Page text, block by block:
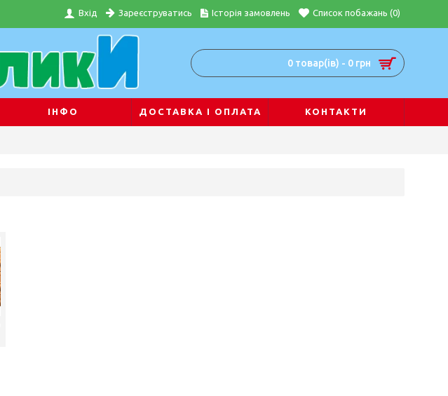
Вхід Зареєструватись Історія замовлень Список побажань (0)
0 товар(ів) - 0 грн
ІНФО ДОСТАВКА І ОПЛАТА КОНТАКТИ